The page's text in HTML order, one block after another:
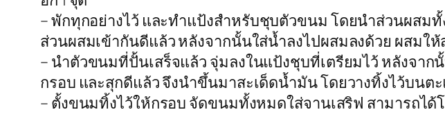
– พักทุกอย่างไว้ และทำแป้งสำหรับชุบตัวขนม โดยนำส่วนผส
ส่วนผสมเข้ากันดีแล้ว หลังจากนั้นใส่น้ำลงไปผสมลงด้วย ผสมใ
– นำตัวขนมที่ปั้นเสร็จแล้ว จุ่มลงในแป้งชุบที่เตรียมไว้ หลังจา
กรอบ และสุกดีแล้ว จึงนำขึ้นมาสะเด็ดน้ำมัน โดยวางทิ้งไว้บนต
– ตั้งขนมทิ้งไว้ให้กรอบ จัดขนมทั้งหมดใส่จานเสริฟ สามารถไ